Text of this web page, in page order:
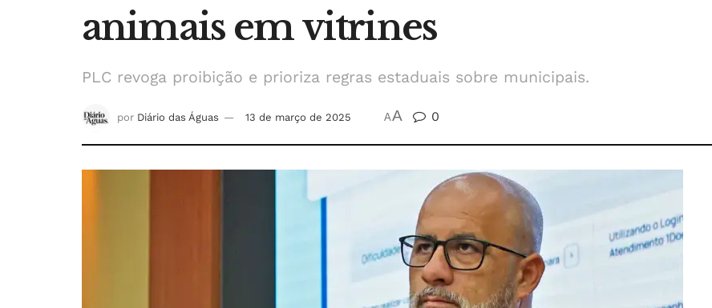
animais em vitrines
PLC revoga proibição e prioriza regras estaduais sobre municipais.
por Diário das Águas 13 de março de 2025 AA 0